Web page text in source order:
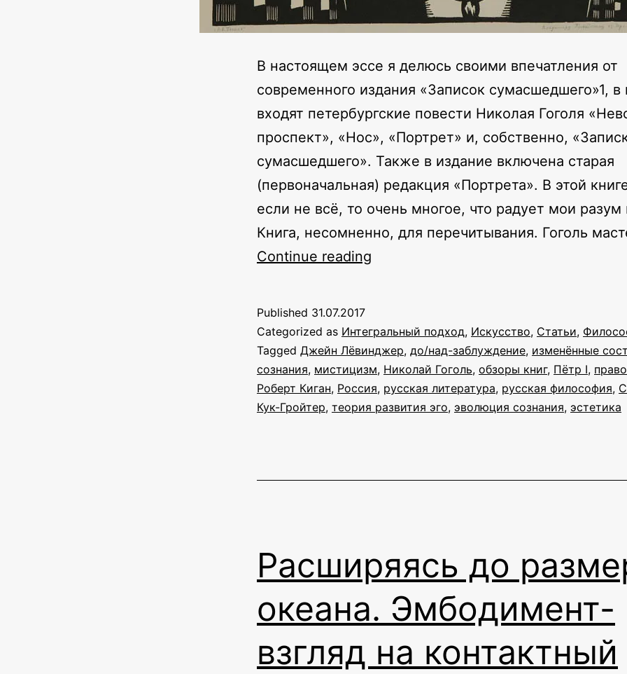
В настоящем эссе я делюсь своими впечатления от
современного издания «Записок сумасшедшего»1, в
входят петербургские повести Николая Гоголя
проспект», «Нос», «Портрет» и, собственно,
сумасшедшего». Также в издание включена старая
(первоначальная) редакция «Портрета». В этой
если не всё, то очень многое, что радует мои
Книга, несомненно, для перечитывания. Гоголь
Continue reading
произведениях
Гоголя:
о
повестях
Published 31.07.2017
Categorized as Интегральный подход, Искусство, Статьи,
Tagged Джейн Лёвинджер, до/над-заблуждение, изменённые
сознания, мистицизм, Николай Гоголь, обзоры книг, Пётр I,
Роберт Киган, Россия, русская литература, русская философия,
Кук-Гройтер, теория развития эго, эволюция сознания, эстетика
Расширяясь до
океана. Эмбодимент-
взгляд на контактный